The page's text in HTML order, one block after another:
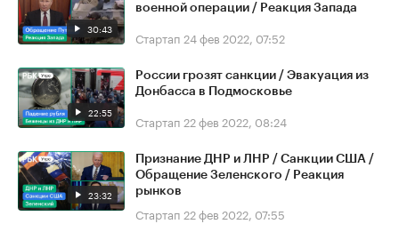
30:43
военной операции / Реакция Запада
Стартап 24 фев 2022, 07:52
22:55
России грозят санкции / Эвакуация из
Донбасса в Подмосковье
Стартап 22 фев 2022, 08:24
23:32
Признание ДНР и ЛНР / Санкции США /
Обращение Зеленского / Реакция
рынков
Стартап 22 фев 2022, 07:55